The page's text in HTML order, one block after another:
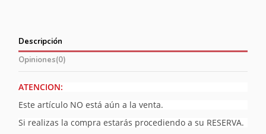
Descripción
Opiniones(0)
ATENCION:
Este artículo NO está aún a la venta.
Si realizas la compra estarás procediendo a su RESERVA.